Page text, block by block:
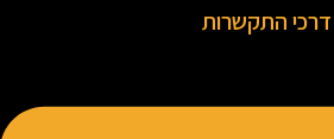
דרכי התקשרות